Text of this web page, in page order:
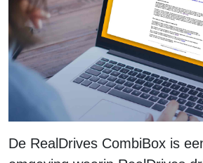
De RealDrives CombiBox is